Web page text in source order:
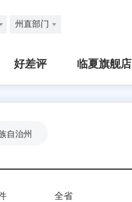
州直部门
好差评 临夏旗舰店
自治州
全省